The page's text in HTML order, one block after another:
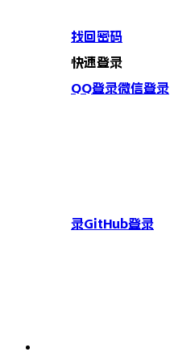
找回密码
快速登录
QQ登录微信登录
录GitHub登录